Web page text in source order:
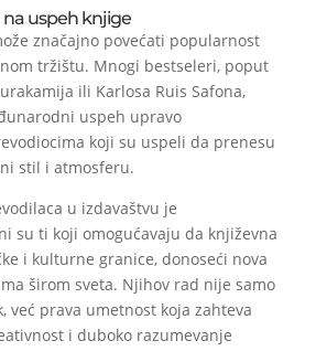
uspeh knjige
značajno povećati popularnost
tržištu. Mnogi bestseleri, poput
ili Karlosa Ruis Safona,
uspeh upravo
koji su uspeli da prenesu
stil i atmosferu.
u izdavaštvu je
su ti koji omogućavaju da književna
i kulturne granice, donoseći nova
širom sveta. Njihov rad nije samo
već prava umetnost koja zahteva
i duboko razumevanje